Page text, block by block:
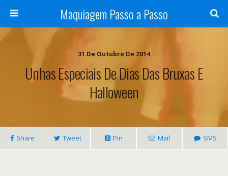
Maquiagem Passo a Passo
31 De Outubro De 2014
Unhas Especiais De Dias Das Bruxas E
Halloween
Share Tweet Pin Mail SMS